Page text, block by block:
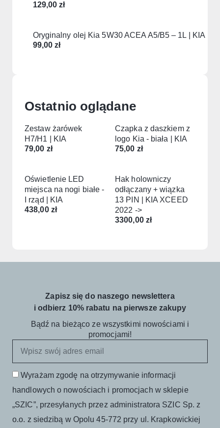
129,00zł
Oryginalny olej Kia 5W30 ACEA A5/B5 – 1L | KIA
99,00zł
Ostatnio oglądane
Zestaw żarówek
H7/H1 | KIA
79,00 zł
Czapka z daszkiem z
logo Kia - biała | KIA
75,00 zł
Oświetlenie LED
miejsca na nogi białe -
I rząd | KIA
438,00 zł
Hak holowniczy
odłączany + wiązka
13 PIN | KIA XCEED
2022 ->
3300,00 zł
Zapisz się do naszego newslettera
i odbierz 10% rabatu na pierwsze zakupy
Bądź na bieżąco ze wszystkimi nowościami i
promocjami!
Wyrażam zgodę na otrzymywanie informacji
handlowych o nowościach i promocjach w sklepie
„SZIC”, przesyłanych przez administratora SZIC Sp. z
o.o. z siedzibą w Opolu 45-772 przy ul. Krapkowickiej